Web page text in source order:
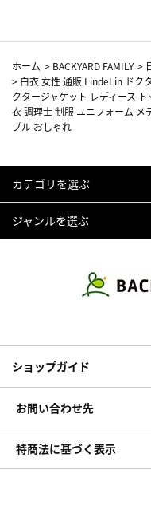
ホーム > BACKYARD FAMILY >
> 白衣 女性 通販 LindeLin ドク
クタージャケット レディース
衣 調理士 制服 ユニフォーム メ
プル おしゃれ
カテゴリを選ぶ
ジャンルを選ぶ
ショップガイド
お問い合わせ先
特商法に基づく表示